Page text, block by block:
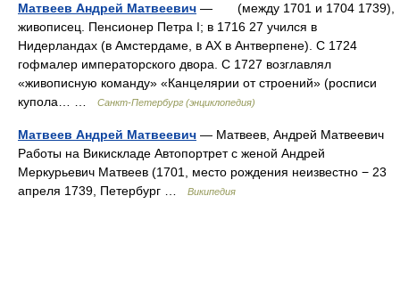
Матвеев Андрей Матвеевич — (между 1701 и 1704 1739),
живописец. Пенсионер Петра I; в 1716 27 учился в
Нидерландах (в Амстердаме, в АХ в Антверпене). С 1724
гофмалер императорского двора. С 1727 возглавлял
«живописную команду» «Канцелярии от строений» (росписи
купола… …
Санкт-Петербург (энциклопедия)
Матвеев Андрей Матвеевич — Матвеев, Андрей Матвеевич
Работы на Викискладе Автопортрет с женой Андрей
Меркурьевич Матвеев (1701, место рождения неизвестно − 23
апреля 1739, Петербург …
Википедия